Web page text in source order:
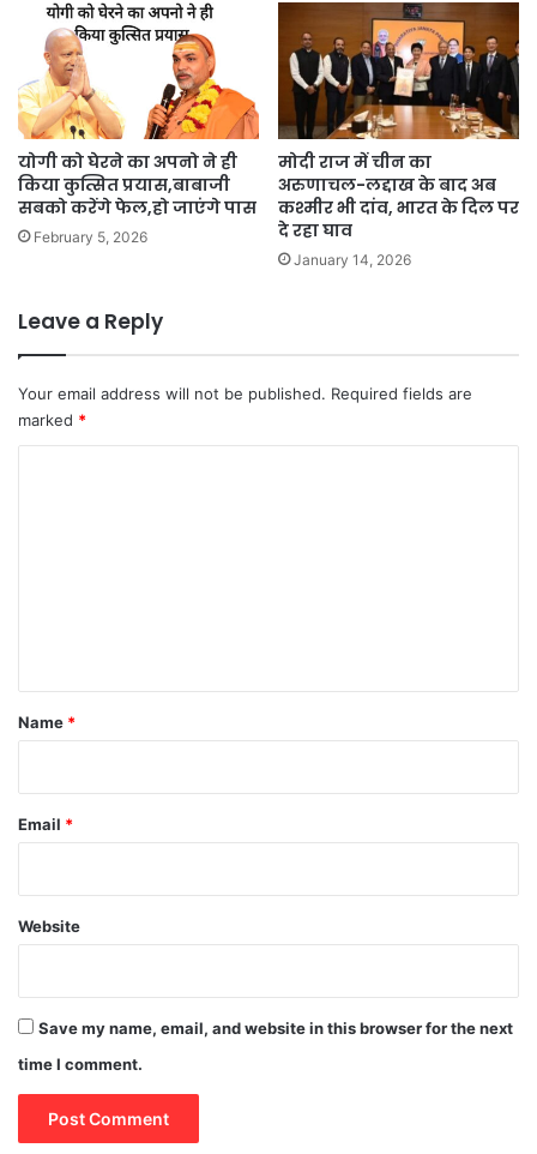
योगी को घेरने का अपनो ने ही
किया कुत्सित प्रयास,बाबाजी
सबको करेंगे फेल,हो जाएंगे पास
February 5, 2026
मोदी राज में चीन का
अरुणाचल-लद्दाख के बाद अब
कश्मीर भी दांव, भारत के दिल पर
दे रहा घाव
January 14, 2026
Leave a Reply
Your email address will not be published. Required fields are
marked *
*
Name *
Email *
Website
Save my name, email, and website in this browser for the next
time I comment.